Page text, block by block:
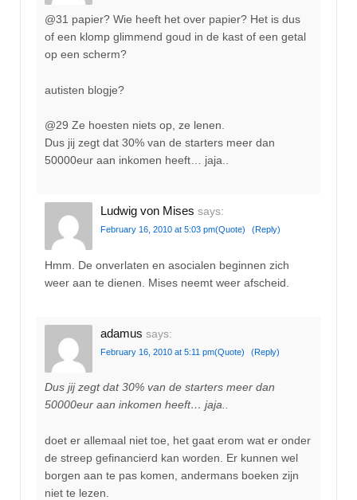
@31 papier? Wie heeft het over papier? Het is dus
of een klomp glimmend goud in de kast of een getal
op een scherm?
autisten blogje?
@29 Ze hoesten niets op, ze lenen.
Dus jij zegt dat 30% van de starters meer dan
50000eur aan inkomen heeft… jaja..
Ludwig von Mises says:
February 16, 2010 at 5:03 pm(Quote) (Reply)
Hmm. De onverlaten en asocialen beginnen zich
weer aan te dienen. Mises neemt weer afscheid.
adamus says:
February 16, 2010 at 5:11 pm(Quote) (Reply)
Dus jij zegt dat 30% van de starters meer dan
50000eur aan inkomen heeft… jaja..
doet er allemaal niet toe, het gaat erom wat er onder
de streep gefinancierd kan worden. Er kunnen wel
borgen aan te pas komen, andermans boeken zijn
niet te lezen.